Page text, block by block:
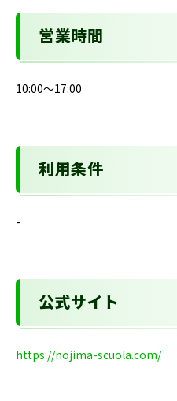
営業時間
10:00～17:00
利用条件
-
公式サイト
https://nojima-scuola.com/